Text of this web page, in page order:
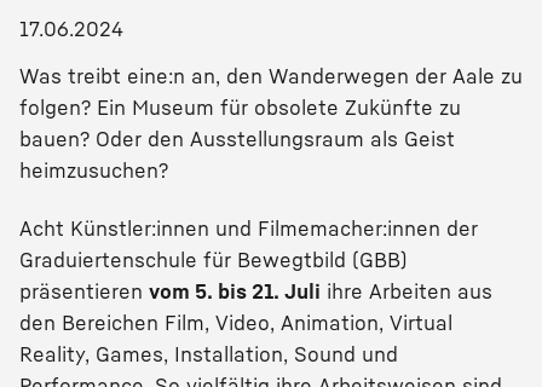
17.06.2024
Was treibt eine:n an, den Wanderwegen der Aale zu
folgen? Ein Museum für obsolete Zukünfte zu
bauen? Oder den Ausstellungsraum als Geist
heimzusuchen?
Acht Künstler:innen und Filmemacher:innen der
Graduiertenschule für Bewegtbild (GBB)
präsentieren vom 5. bis 21. Juli ihre Arbeiten aus
den Bereichen Film, Video, Animation, Virtual
Reality, Games, Installation, Sound und